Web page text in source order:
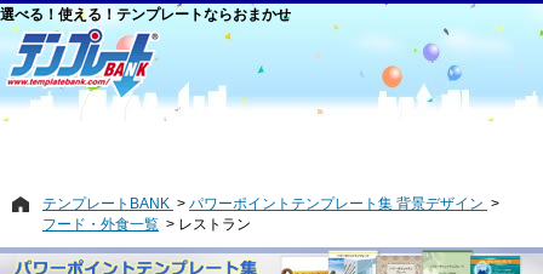
選べる！使える！テンプレートならおまかせ
テンプレートBANK
パワーポイントテンプレート集 背景デザイン
フード・外食一覧
レストラン